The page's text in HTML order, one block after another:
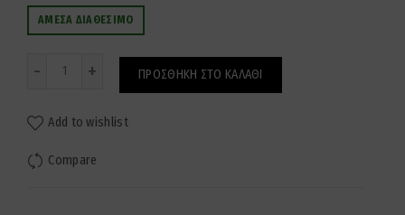
ΆΜΕΣΑ ΔΙΑΘΈΣΙΜΟ
ΠΡΟΣΘΉΚΗ ΣΤΟ ΚΑΛΆΘΙ
Add to wishlist
Compare